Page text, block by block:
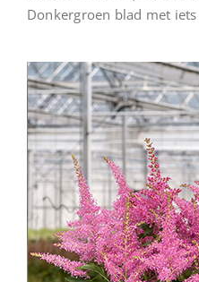
Donkergroen blad met